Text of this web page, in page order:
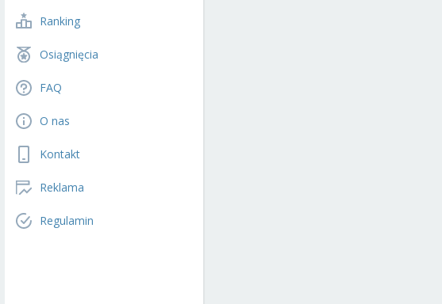
Ranking
Osiągnięcia
FAQ
O nas
Kontakt
Reklama
Regulamin